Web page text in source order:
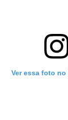
Ver essa foto